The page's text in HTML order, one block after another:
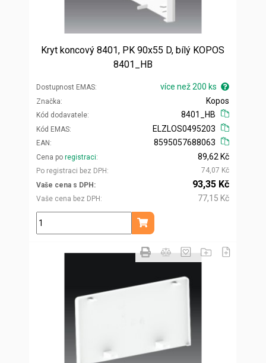
Kryt koncový 8401, PK 90x55 D, bílý KOPOS
8401_HB
Dostupnost EMAS více než 200 ks
Značka
Kód dodavatele
Kopos
8401_HB
Kód EMAS
EAN
ELZLOS0495203
8595057688063
Cena po registraci
Po registraci bez DPH
89,62 Kč
74,07 Kč
Vaše cena s DPH
Vaše cena bez DPH
93,35 Kč
77,15 Kč
ks
Přidat do košíku